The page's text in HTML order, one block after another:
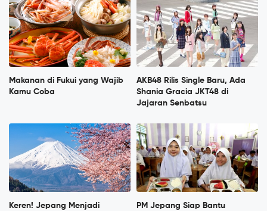
Makanan di Fukui yang Wajib
Kamu Coba
AKB48 Rilis Single Baru, Ada
Shania Gracia JKT48 di
Jajaran Senbatsu
Keren! Jepang Menjadi
PM Jepang Siap Bantu